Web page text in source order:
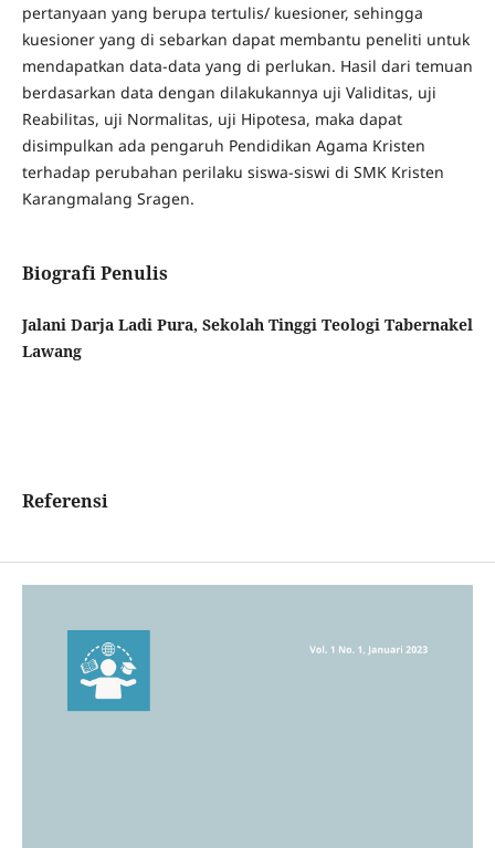
pertanyaan yang berupa tertulis/ kuesioner, sehingga
kuesioner yang di sebarkan dapat membantu peneliti untuk
mendapatkan data-data yang di perlukan. Hasil dari temuan
berdasarkan data dengan dilakukannya uji Validitas, uji
Reabilitas, uji Normalitas, uji Hipotesa, maka dapat
disimpulkan ada pengaruh Pendidikan Agama Kristen
terhadap perubahan perilaku siswa-siswi di SMK Kristen
Karangmalang Sragen.
Biografi Penulis
Jalani Darja Ladi Pura, Sekolah Tinggi Teologi Tabernakel
Lawang
Referensi